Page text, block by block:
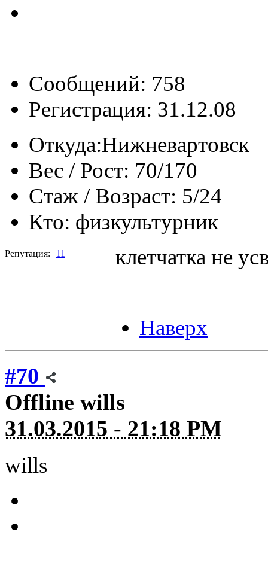
Сообщений: 758
Регистрация: 31.12.08
Откуда:Нижневартовск
Вес / Рост: 70/170
Стаж / Возраст: 5/24
Кто: физкультурник
Репутация: 11 клетчатка не
Наверх
#70
Offline wills
31.03.2015 - 21:18 PM
wills